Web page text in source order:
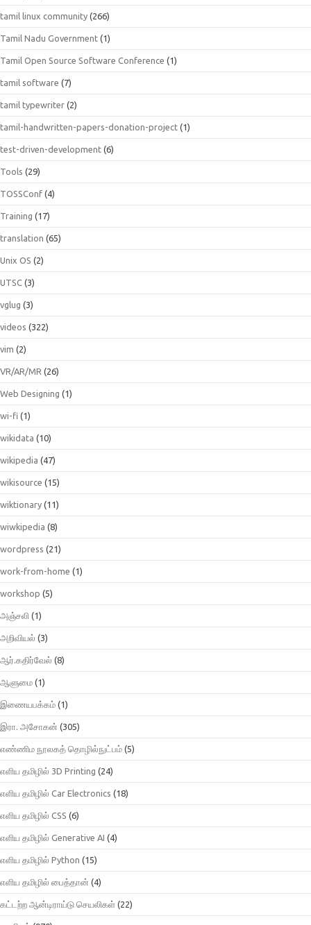
tamil linux community (266)
Tamil Nadu Government (1)
Tamil Open Source Software Conference (1)
tamil software (7)
tamil typewriter (2)
tamil-handwritten-papers-donation-project (1)
test-driven-development (6)
Tools (29)
TOSSConf (4)
Training (17)
translation (65)
Unix OS (2)
UTSC (3)
vglug (3)
videos (322)
vim (2)
VR/AR/MR (26)
Web Designing (1)
wi-fi (1)
wikidata (10)
wikipedia (47)
wikisource (15)
wiktionary (11)
wiwkipedia (8)
wordpress (21)
work-from-home (1)
workshop (5)
அஞ்சலி (1)
அறிவியல் (3)
ஆர்.கதிர்வேல் (8)
ஆளுமை (1)
இணையபக்கம் (1)
இரா. அசோகன் (305)
எண்ணிம நூலகத் தொழில்நுட்பம் (5)
எளிய தமிழில் 3D Printing (24)
எளிய தமிழில் Car Electronics (18)
எளிய தமிழில் CSS (6)
எளிய தமிழில் Generative AI (4)
எளிய தமிழில் Python (15)
எளிய தமிழில் பைத்தான் (4)
கட்டற்ற ஆன்டிராய்டு செயலிகள் (22)